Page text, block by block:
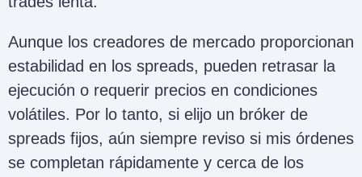
Aunque los creadores de mercado proporcionan
estabilidad en los spreads, pueden retrasar la
ejecución o requerir precios en condiciones
volátiles. Por lo tanto, si elijo un bróker de
spreads fijos, aún siempre reviso si mis órdenes
se completan rápidamente y cerca de los